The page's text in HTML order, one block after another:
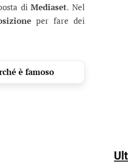
diMediaset. Nel
per fare dei
è famoso